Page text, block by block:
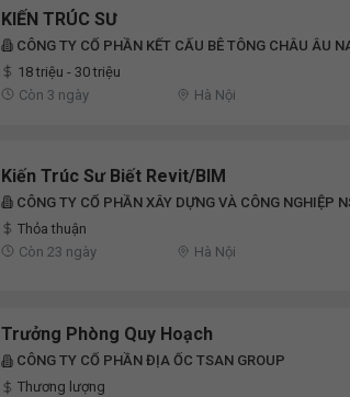
KIẾN TRÚC SƯ
CÔNG TY CỔ PHẦN KẾT CẤU BÊ TÔNG CHÂU ÂU
18 triệu - 30 triệu
Còn 3 ngày
Hà Nội
Kiến Trúc Sư Biết Revit/BIM
CÔNG TY CỔ PHẦN XÂY DỰNG VÀ CÔNG NGHIỆP
Thỏa thuận
Còn 23 ngày
Hà Nội
Trưởng Phòng Quy Hoạch
CÔNG TY CỔ PHẦN ĐỊA ỐC TSAN GROUP
Thương lượng